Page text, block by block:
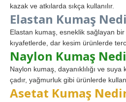
kazak ve atkılarda sıkça kullanılır.
Elastan Kumaş
Elastan kumaş, esneklik sağlayan
kıyafetlerde, dar kesim ürünlerde
Naylon Kumaş
Naylon kumaş, dayanıklılığı ve suya
çadır, yağmurluk gibi ürünlerde
Asetat Kumaş